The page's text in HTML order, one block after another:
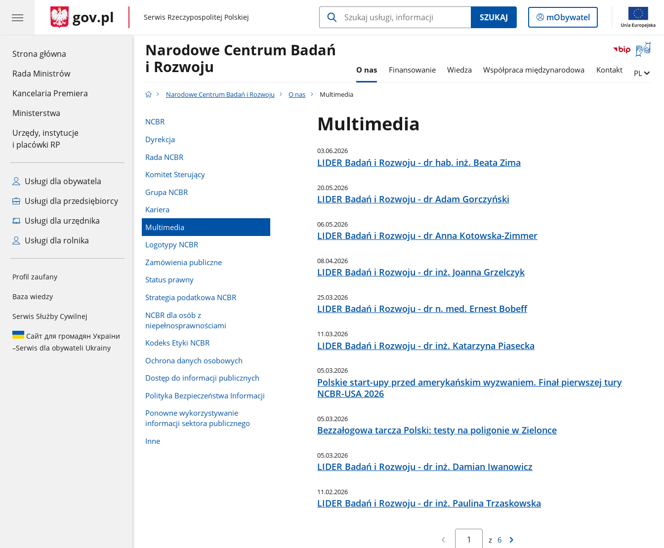
Strona główna
Rada Ministrów
Kancelaria Premiera
Ministerstwa
Urzędy, instytucje
i placówki RP
Usługi dla obywatela
Usługi dla przedsiębiorcy
Usługi dla urzędnika
Usługi dla rolnika
Profil zaufany
Baza wiedzy
Serwis Służby Cywilnej
Сайт для громадян України
–Serwis dla obywateli Ukrainy
gov.pl gov.pl
Serwis Rzeczypospolitej Polskiej SZUKAJ
Logowanie
do
mObywatel
Otwórz
okno
Narodowe Centrum Badań
i Rozwoju
O nas Finansowanie Wiedza Współpraca międzynarodowa Kontakt Zmień
PL
Narodowe Centrum Badań i Rozwoju O nas Multimedia
NCBR
Dyrekcja
Rada NCBR
Komitet Sterujący
Grupa NCBR
Kariera
Multimedia
Logotypy NCBR
Zamówienia publiczne
Status prawny
Strategia podatkowa NCBR
NCBR dla osób z
niepełnosprawnościami
Kodeks Etyki NCBR
Ochrona danych osobowych
Dostęp do informacji publicznych
Polityka Bezpieczeństwa Informacji
Ponowne wykorzystywanie
informacji sektora publicznego
Inne
Multimedia
03.06.2026
LIDER Badań i Rozwoju - dr hab. inż. Beata Zima
20.05.2026
LIDER Badań i Rozwoju - dr Adam Gorczyński
06.05.2026
LIDER Badań i Rozwoju - dr Anna Kotowska-Zimmer
08.04.2026
LIDER Badań i Rozwoju - dr inż. Joanna Grzelczyk
25.03.2026
LIDER Badań i Rozwoju - dr n. med. Ernest Bobeff
11.03.2026
LIDER Badań i Rozwoju - dr inż. Katarzyna Piasecka
05.03.2026
Polskie start-upy przed amerykańskim wyzwaniem. Finał pierwszej tury
NCBR-USA 2026
05.03.2026
Bezzałogowa tarcza Polski: testy na poligonie w Zielonce
05.03.2026
LIDER Badań i Rozwoju - dr inż. Damian Iwanowicz
11.02.2026
LIDER Badań i Rozwoju - dr inż. Paulina Trzaskowska
z 6